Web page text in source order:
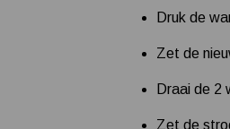
Druk de
Zet de
Draai de 2
Zet de